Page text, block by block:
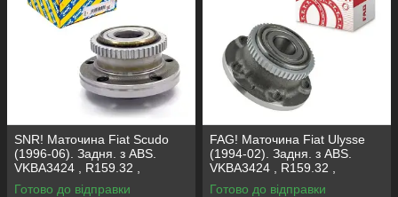
SNR! Маточина Fiat Scudo
(1996-06). Задня. з ABS.
VKBA3424 , R159.32 ,
713630570 Франція!
Готово до відправки
FAG! Маточина Fiat Ulysse
(1994-02). Задня. з ABS.
VKBA3424 , R159.32 ,
713630570 Німеччина!
Готово до відправки